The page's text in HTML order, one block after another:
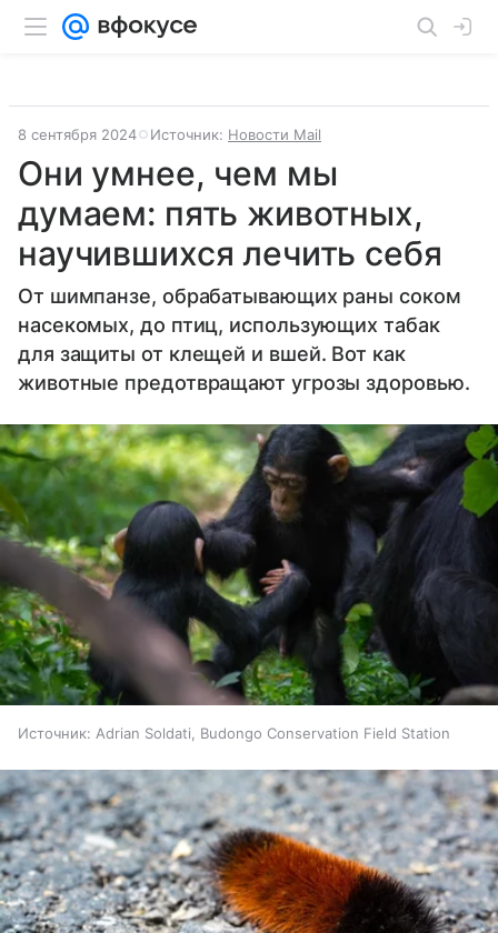
8 сентября 2024 Источник: Новости Mail
Они умнее, чем мы
думаем: пять животных,
научившихся лечить себя
От шимпанзе, обрабатывающих раны соком
насекомых, до птиц, использующих табак
для защиты от клещей и вшей. Вот как
животные предотвращают угрозы здоровью.
Источник: Adrian Soldati, Budongo Conservation Field Station